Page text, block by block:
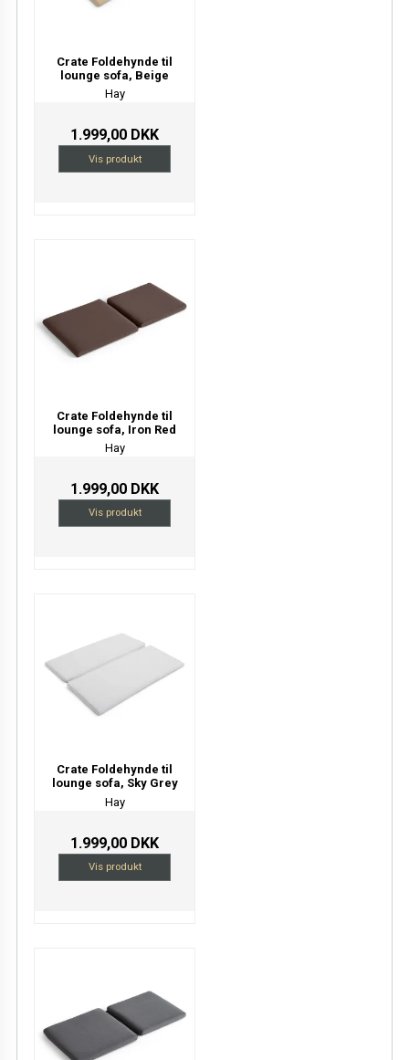
Crate Foldehynde til
lounge sofa, Beige
Hay
1.999,00 DKK
Vis produkt
Crate Foldehynde til
lounge sofa, Iron Red
Hay
1.999,00 DKK
Vis produkt
Crate Foldehynde til
lounge sofa, Sky Grey
Hay
1.999,00 DKK
Vis produkt